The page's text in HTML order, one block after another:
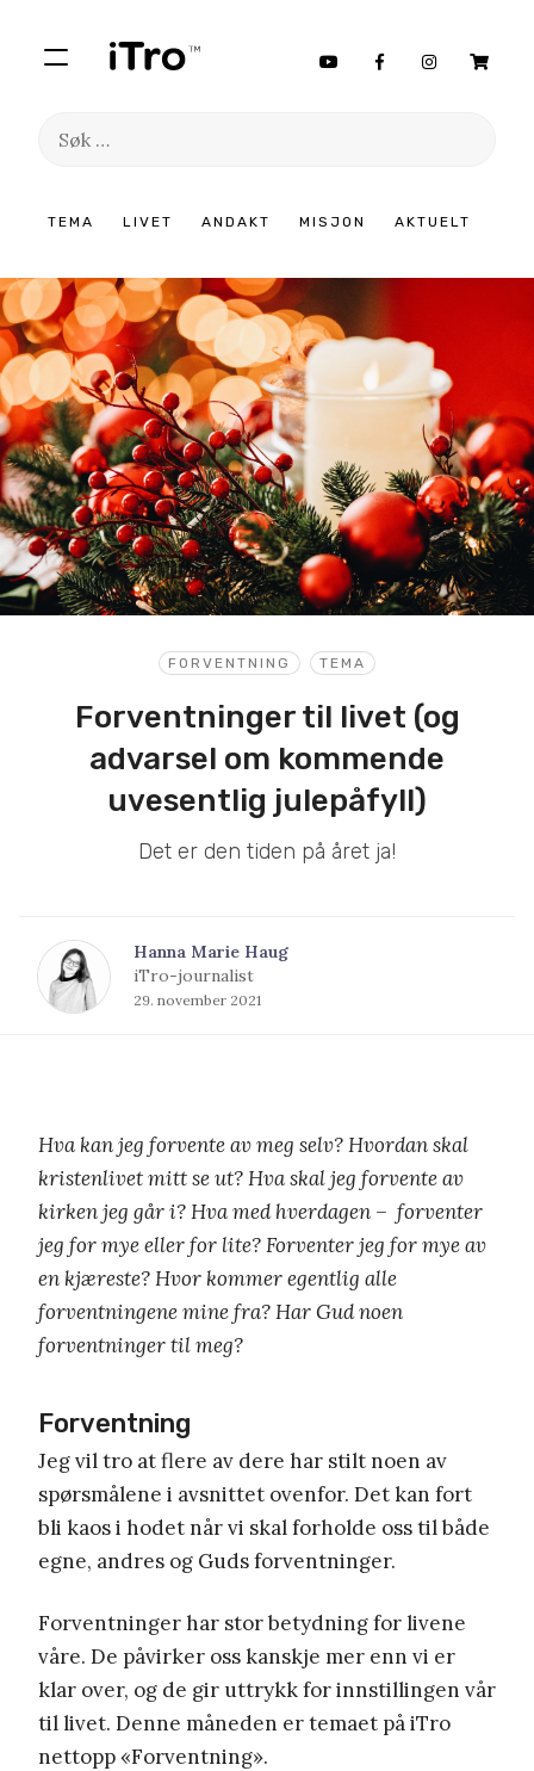
TEMA LIVET ANDAKT MISJON AKTUELT
Søk
innhold
FORVENTNING TEMA
Forventninger til livet (og
advarsel om kommende
uvesentlig julepåfyll)
Det er den tiden på året ja!
Hanna Marie Haug
iTro-journalist
29. november 2021
Hva kan jeg forvente av meg selv? Hvordan skal
kristenlivet mitt se ut? Hva skal jeg forvente av
kirken jeg går i? Hva med hverdagen – forventer
jeg for mye eller for lite? Forventer jeg for mye av
en kjæreste? Hvor kommer egentlig alle
forventningene mine fra? Har Gud noen
forventninger til meg?
Forventning
Jeg vil tro at flere av dere har stilt noen av
spørsmålene i avsnittet ovenfor. Det kan fort
bli kaos i hodet når vi skal forholde oss til både
egne, andres og Guds forventninger.
Forventninger har stor betydning for livene
våre. De påvirker oss kanskje mer enn vi er
klar over, og de gir uttrykk for innstillingen vår
til livet. Denne måneden er temaet på iTro
nettopp «Forventning».